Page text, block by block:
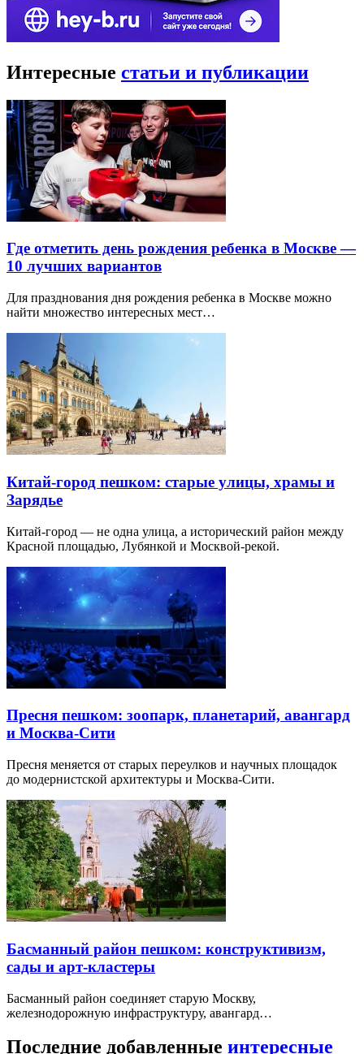
Интересные статьи и публикации
Где отметить день рождения ребенка в Москве —
10 лучших вариантов
Для празднования дня рождения ребенка в Москве можно
найти множество интересных мест…
Китай-город пешком: старые улицы, храмы и
Зарядье
Китай-город — не одна улица, а исторический район между
Красной площадью, Лубянкой и Москвой-рекой.
Пресня пешком: зоопарк, планетарий, авангард
и Москва-Сити
Пресня меняется от старых переулков и научных площадок
до модернистской архитектуры и Москва-Сити.
Басманный район пешком: конструктивизм,
сады и арт-кластеры
Басманный район соединяет старую Москву,
железнодорожную инфраструктуру, авангард…
Последние добавленные интересные